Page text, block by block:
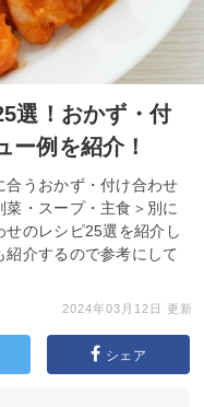
選！おかず・付
ー例を紹介！
合うおかず・付け合わせ
・スープ・主食＞別に
のレシピ25選を紹介し
介するので参考にして
2024年03月12日 更新
シェア